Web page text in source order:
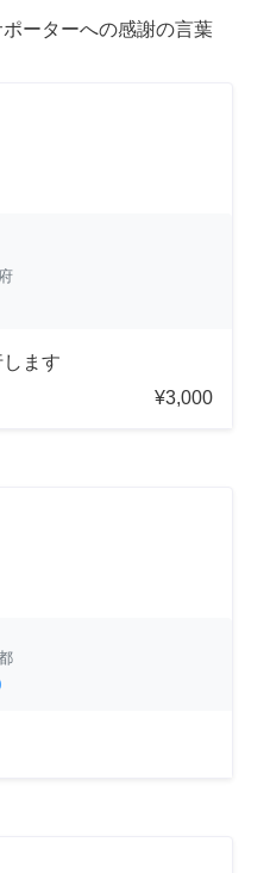
ーターへの感謝の言葉
ます
¥3,000